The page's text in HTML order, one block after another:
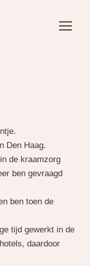
Den Haag.
de kraamzorg
ben gevraagd
ben toen de
tijd gewerkt in de
daardoor